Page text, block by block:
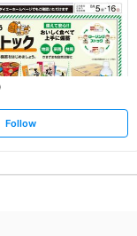
o
w
s
t
Follow